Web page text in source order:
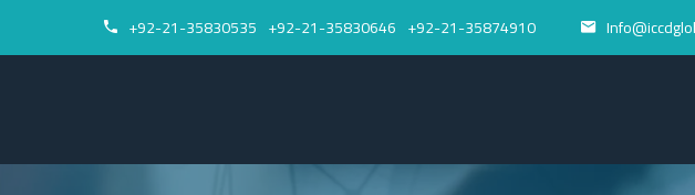

 +92-21-35830535 +92-21-35830646 +92-21-35874910 
